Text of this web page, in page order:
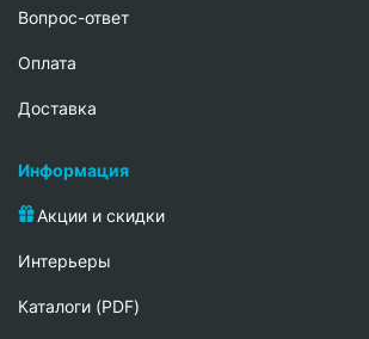
Вопрос-ответ
Oплата
Доставка
Информация
Акции и скидки
Интерьеры
Каталоги (PDF)